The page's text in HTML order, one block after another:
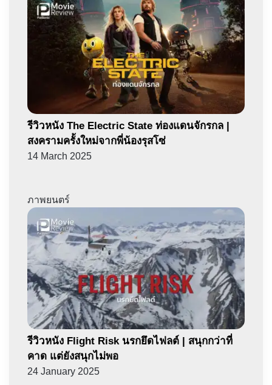
รีวิวหนัง The Electric State ท่องแดนจักรกล |
สงครามครั้งใหม่จากพี่น้องรุสโซ่
14 March 2025
ภาพยนตร์
รีวิวหนัง Flight Risk นรกยึดไฟลต์ | สนุกกว่าที่
คาด แต่ยังสนุกไม่พอ
24 January 2025